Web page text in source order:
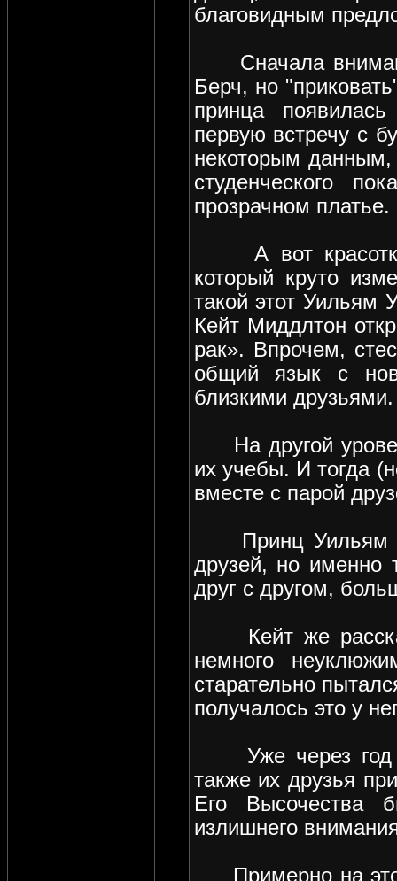
благовидным
Сначала
Берч, но
принца
первую встречу с
некоторым
студенческого
прозрачном платье.
А вот красотка
который круто
такой этот Уильям
Кейт Миддлтон
рак». Впрочем,
общий язык с
близкими друзьями.
На другой
их учебы. И тогда
вместе с парой
Принц Уильям
друзей, но именно
друг с другом,
Кейт же
немного
старательно
получалось это у
Уже через год
также их друзья
Его Высочества
излишнего
Примерно на